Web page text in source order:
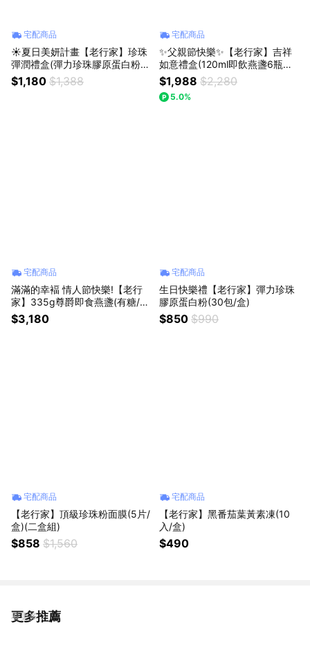
宅配商品
☀️夏日美妍計畫【老行家】珍珠
彈潤禮盒(彈力珍珠膠原蛋白粉2
0包、珍珠膠原美姬飲6瓶)
$1,180 $1,388
宅配商品
✨父親節快樂✨【老行家】吉祥
如意禮盒(120ml即飲燕盞6瓶裝/
盒)
$1,988 $2,280
5.0%
宅配商品
滿滿的幸褔 情人節快樂!【老行
家】335g尊爵即食燕盞(有糖/無
糖)
$3,180
宅配商品
生日快樂禮【老行家】彈力珍珠
膠原蛋白粉(30包/盒)
$850 $990
宅配商品
【老行家】頂級珍珠粉面膜(5片/
盒)(二盒組)
$858 $1,560
宅配商品
【老行家】黑番茄葉黃素凍(10
入/盒)
$490
更多推薦
看更多